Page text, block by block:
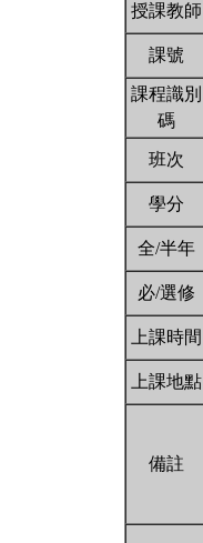
授課教師
課號
課程識別
碼
班次
學分
全/半年
必/選修
上課時間
上課地點
備註